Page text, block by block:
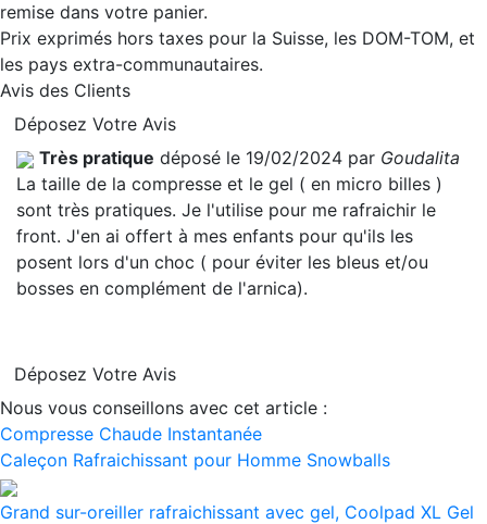
remise dans votre panier.
Prix exprimés hors taxes pour la Suisse, les DOM-TOM, et
les pays extra-communautaires.
Avis des Clients
Déposez Votre Avis
Très pratique déposé le 19/02/2024 par Goudalita
La taille de la compresse et le gel ( en micro billes )
sont très pratiques. Je l'utilise pour me rafraichir le
front. J'en ai offert à mes enfants pour qu'ils les
posent lors d'un choc ( pour éviter les bleus et/ou
bosses en complément de l'arnica).
Déposez Votre Avis
Nous vous conseillons avec cet article :
Compresse Chaude Instantanée
Caleçon Rafraichissant pour Homme Snowballs
Grand sur-oreiller rafraichissant avec gel, Coolpad XL Gel